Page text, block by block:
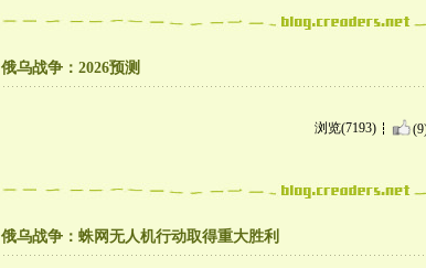
俄乌战争：2026预测
浏览(7193)
俄乌战争：蛛网无人机行动取得重大胜利